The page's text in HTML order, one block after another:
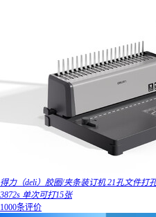
得力（deli）胶圈/夹条装订机 21孔文件打
3872s 单次可打15张
1000条评价